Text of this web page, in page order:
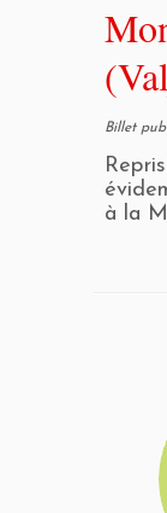
Billet
à la